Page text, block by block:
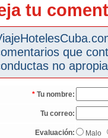
tu
que
no
* Tu nombre:
Tu correo:
Evaluación: Malo